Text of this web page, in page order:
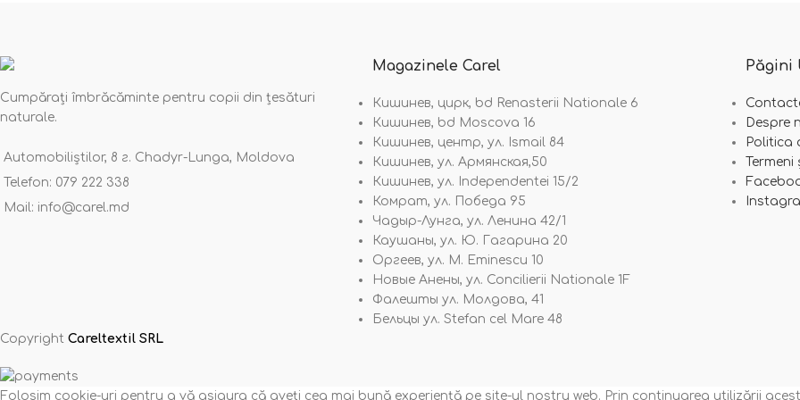
Cumpărați îmbrăcăminte pentru copii din țesături
naturale.
Automobiliștilor, 8 г. Chadyr-Lunga, Moldova
Telefon: 079 222 338
Mail: info@carel.md
Magazinele Carel
Кишинев, цирк, bd Renasterii Nationale 6
Кишинев, bd Moscova 16
Кишинев, центр, ул. Ismail 84
Кишинев, ул. Армянская,50
Кишинев, ул. Independentei 15/2
Комрат, ул. Победа 95
Чадыр-Лунга, ул. Ленина 42/1
Каушаны, ул. Ю. Гагарина 20
Оргеев, ул. M. Eminescu 10
Новые Анены, ул. Concilierii Nationale 1F
Фалешты ул. Молдова, 41
Бельцы ул. Stefan cel Mare 48
Păgini
Despre
Politica
Copyright Careltextil SRL
Folosim cookie-uri pentru a vă asigura că aveți cea mai bună experiență pe site-ul nostru web. Prin continuarea utilizării